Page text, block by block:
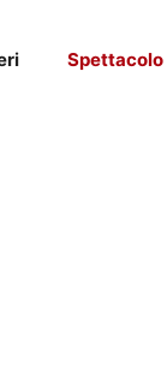
Spettacolo